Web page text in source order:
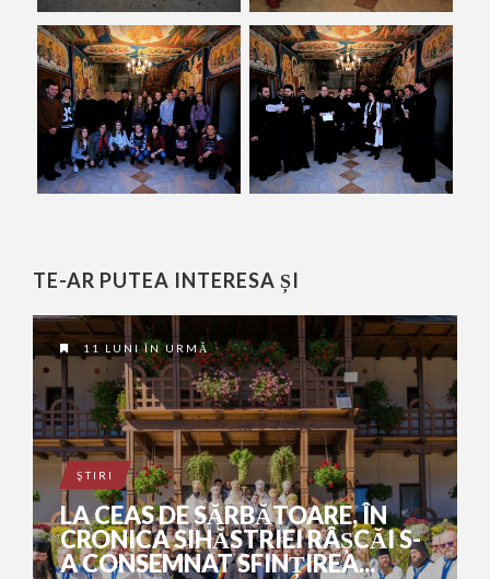
TE-AR PUTEA INTERESA ȘI
11 LUNI ÎN URMĂ
ŞTIRI
LA CEAS DE SĂRBĂTOARE, ÎN
CRONICA SIHĂSTRIEI RÂȘCĂI S-
A CONSEMNAT SFINȚIREA...